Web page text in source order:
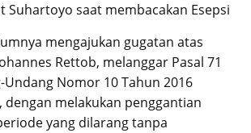
Suhartoyo saat membacakan Esepsi
mengajukan gugatan atas
Rettob, melanggar Pasal 71
Undang Nomor 10 Tahun 2016
dengan melakukan penggantian
yang dilarang tanpa